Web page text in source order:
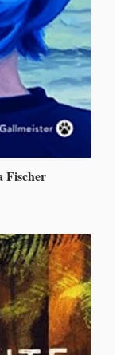
Fischer